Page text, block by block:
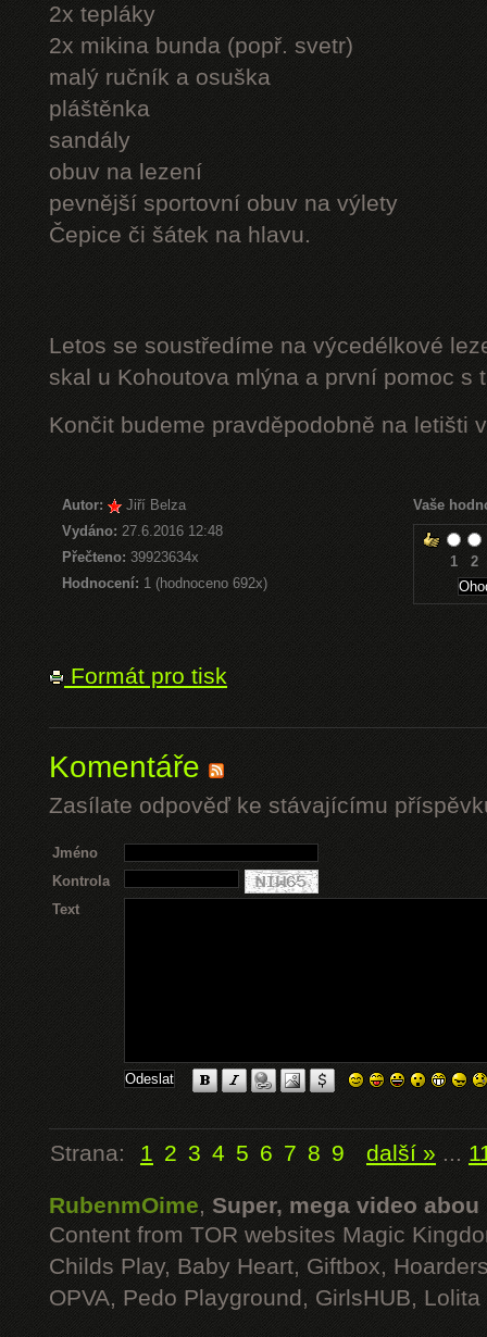
2x tepláky
2x mikina bunda (popř. svetr)
malý ručník a osuška
pláštěnka
sandály
obuv na lezení
pevnější sportovní obuv na výlety
Čepice či šátek na hlavu.
Letos se soustředíme na výcedélkové
skal u Kohoutova mlýna a první pomoc s
Končit budeme pravděpodobně na letišti
Autor:
Jiří Belza
Vydáno: 27.6.2016 12:48
Přečteno:39923634x
Hodnocení: 1 (hodnoceno 692x)
Vaše
1 2
Formát pro tisk
Komentáře
Zasílate odpověď ke stávajícímu
Jméno
Kontrola
Text
Strana: 1 2 3 4 5 6 7 8 9 další » ...
RubenmOime, Super, mega video abou
Content from TOR websites Magic
Childs Play, Baby Heart, Giftbox,
OPVA, Pedo Playground, GirlsHUB, Lolita